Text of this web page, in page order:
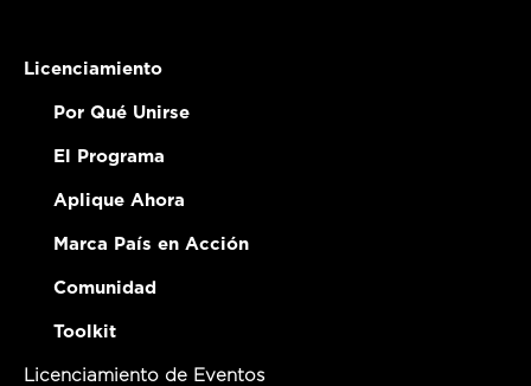
Licenciamiento
Por Qué Unirse
El Programa
Aplique Ahora
Marca País en Acción
Comunidad
Toolkit
Licenciamiento de Eventos